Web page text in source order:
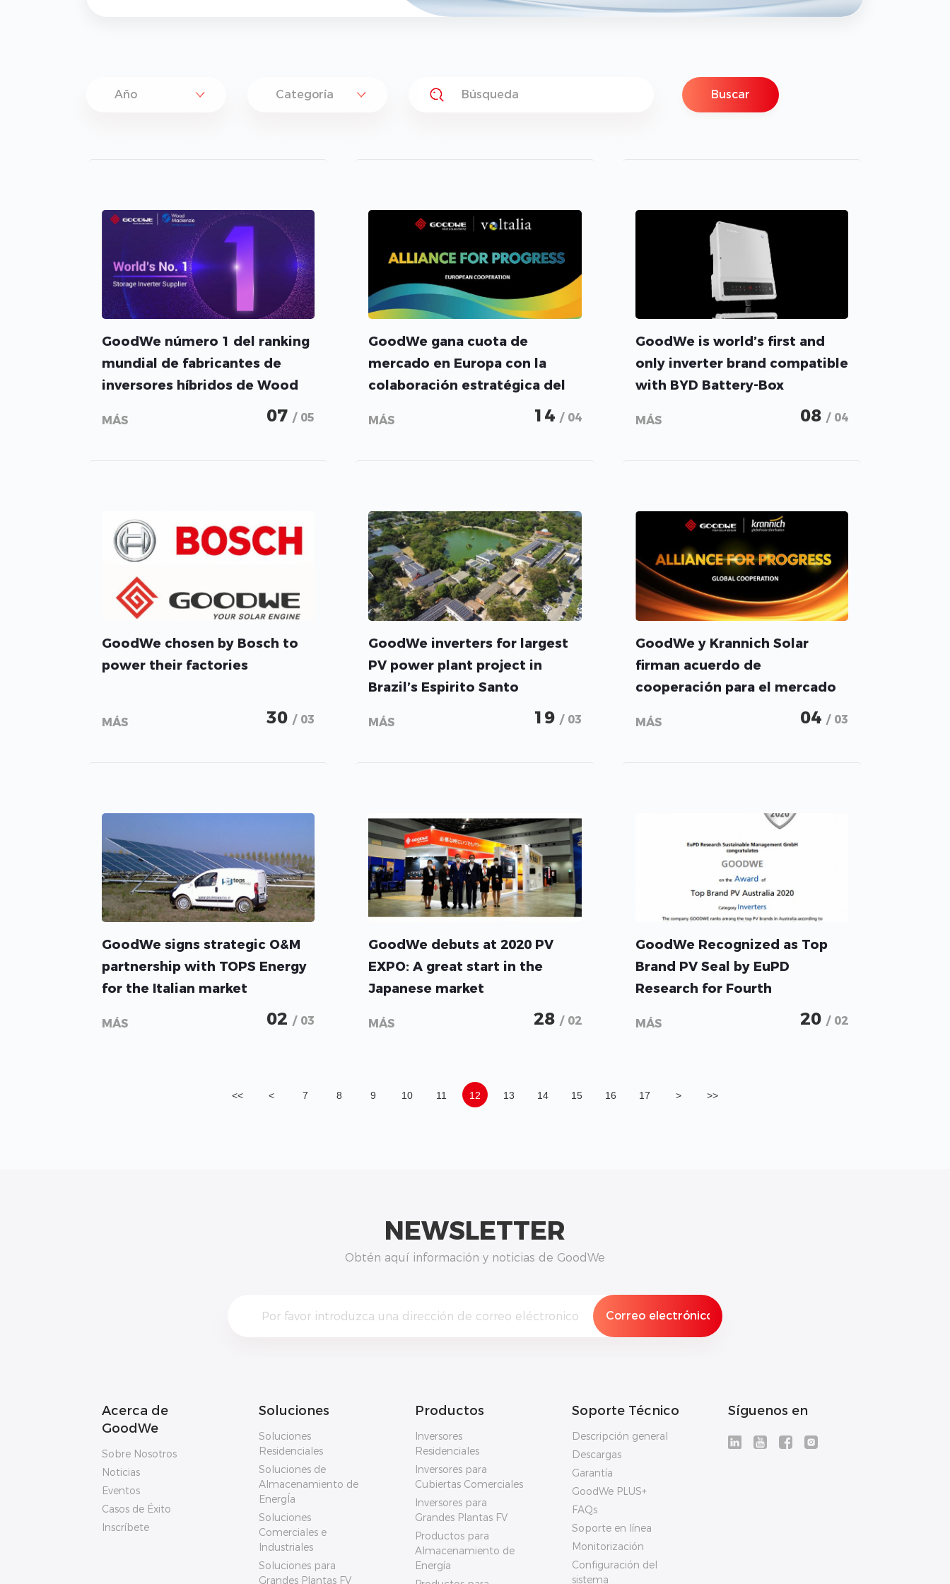
Buscar
GoodWe número 1 del ranking
mundial de fabricantes de
inversores híbridos de Wood
MÁS 07/ 05
GoodWe gana cuota de
mercado en Europa con la
colaboración estratégica del
gigante del sector energético
Voltalia
MÁS 14 / 04
GoodWe is world’s first and
only inverter brand compatible
with BYD Battery-Box
Premium HVM: four storage
products now compatible
MÁS 08 / 04
GoodWe chosen by Bosch to
power their factories
MÁS 30/ 03
GoodWe inverters for largest
PV power plant project in
Brazil’s Espirito Santo
MÁS 19 / 03
GoodWe y Krannich Solar
firman acuerdo de
cooperación para el mercado
MÁS 04 / 03
GoodWe signs strategic O&M
partnership with TOPS Energy
for the Italian market
MÁS 02/ 03
GoodWe debuts at 2020 PV
EXPO: A great start in the
Japanese market
MÁS 28 / 02
GoodWe Recognized as Top
Brand PV Seal by EuPD
Research for Fourth
MÁS 20 / 02
<< < 7 8 9 10 11 12 13 14 15 16 17 > >>
NEWSLETTER
Obtén aquí información y noticias de GoodWe
Acerca de
GoodWe
Sobre Nosotros
Noticias
Eventos
Casos de Éxito
Inscríbete
Soluciones
Soluciones
Residenciales
Soluciones de
Almacenamiento de
EnergÍa
Soluciones
Comerciales e
Industriales
Soluciones para
Grandes Plantas FV
Productos
Inversores
Residenciales
Inversores para
Cubiertas Comerciales
Inversores para
Grandes Plantas FV
Productos para
Almacenamiento de
Energía
Soporte Técnico
Descripción general
Descargas
Garantía
GoodWe PLUS+
FAQs
Soporte en línea
Monitorización
Configuración del
sistema
Síguenos en